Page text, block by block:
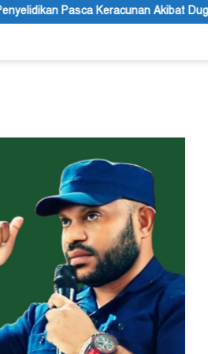
Akibat Dugaan Menu MBG di Depapre